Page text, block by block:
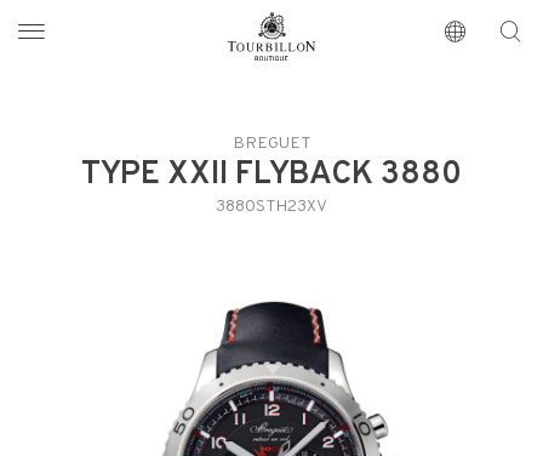
https://www.tourbillon.com/zh-hant
BREGUET
TYPE XXII FLYBACK 3880
3880STH23XV